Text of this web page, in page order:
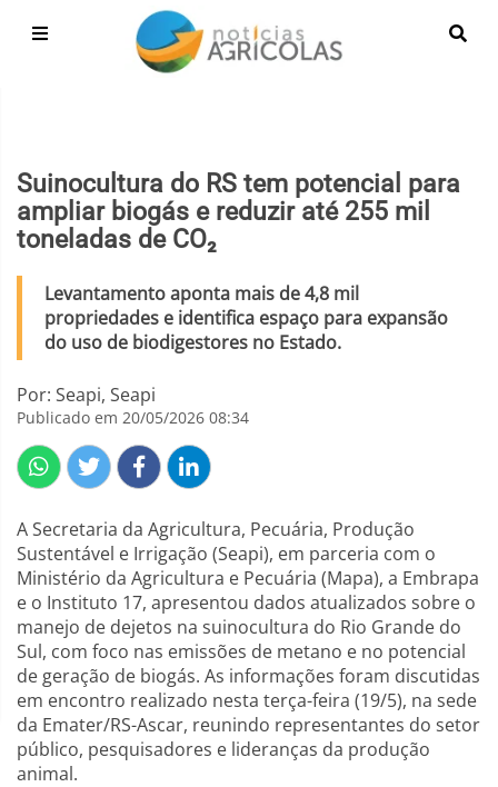
Suinocultura do RS tem potencial para
ampliar biogás e reduzir até 255 mil
toneladas de CO₂
Levantamento aponta mais de 4,8 mil
propriedades e identifica espaço para expansão
do uso de biodigestores no Estado.
Por: Seapi, Seapi
Publicado em 20/05/2026 08:34
A Secretaria da Agricultura, Pecuária, Produção
Sustentável e Irrigação (Seapi), em parceria com o
Ministério da Agricultura e Pecuária (Mapa), a Embrapa
e o Instituto 17, apresentou dados atualizados sobre o
manejo de dejetos na suinocultura do Rio Grande do
Sul, com foco nas emissões de metano e no potencial
de geração de biogás. As informações foram discutidas
em encontro realizado nesta terça-feira (19/5), na sede
da Emater/RS-Ascar, reunindo representantes do setor
público, pesquisadores e lideranças da produção
animal.